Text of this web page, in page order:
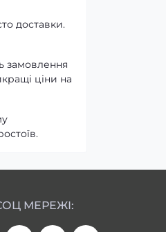
доставки.
замовлення
ціни на
МЕРЕЖІ: